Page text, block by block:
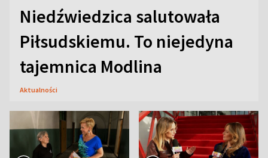
Niedźwiedzica salutowała
Piłsudskiemu. To niejedyna
tajemnica Modlina
Aktualności